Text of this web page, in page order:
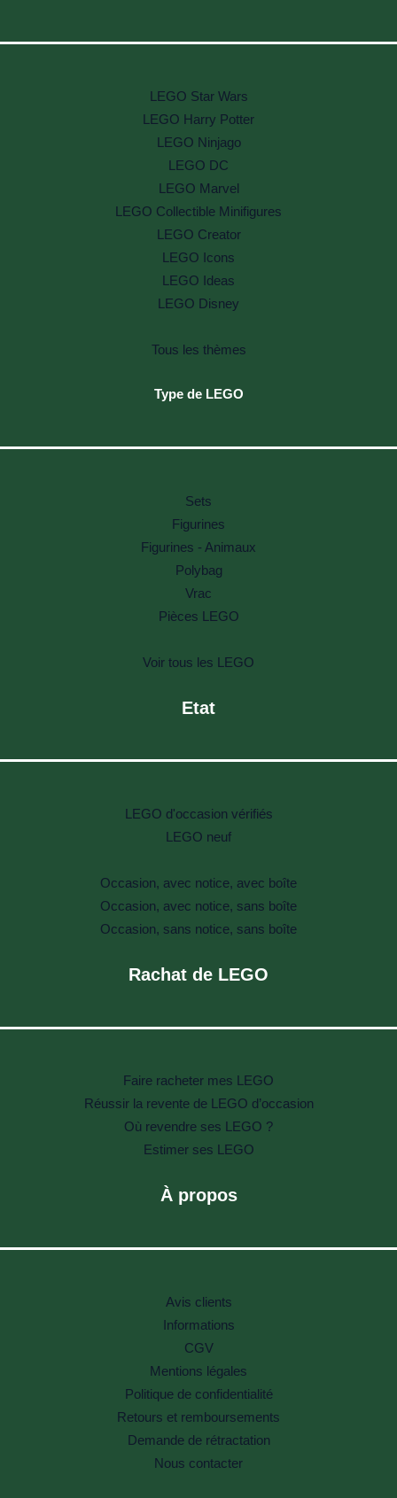
LEGO Star Wars
LEGO Harry Potter
LEGO Ninjago
LEGO DC
LEGO Marvel
LEGO Collectible Minifigures
LEGO Creator
LEGO Icons
LEGO Ideas
LEGO Disney
Tous les thèmes
Type de LEGO
Sets
Figurines
Figurines - Animaux
Polybag
Vrac
Pièces LEGO
Voir tous les LEGO
Etat
LEGO d'occasion vérifiés
LEGO neuf
Occasion, avec notice, avec boîte
Occasion, avec notice, sans boîte
Occasion, sans notice, sans boîte
Rachat de LEGO
Faire racheter mes LEGO
Réussir la revente de LEGO d’occasion
Où revendre ses LEGO ?
Estimer ses LEGO
À propos
Avis clients
Informations
CGV
Mentions légales
Politique de confidentialité
Retours et remboursements
Demande de rétractation
Nous contacter